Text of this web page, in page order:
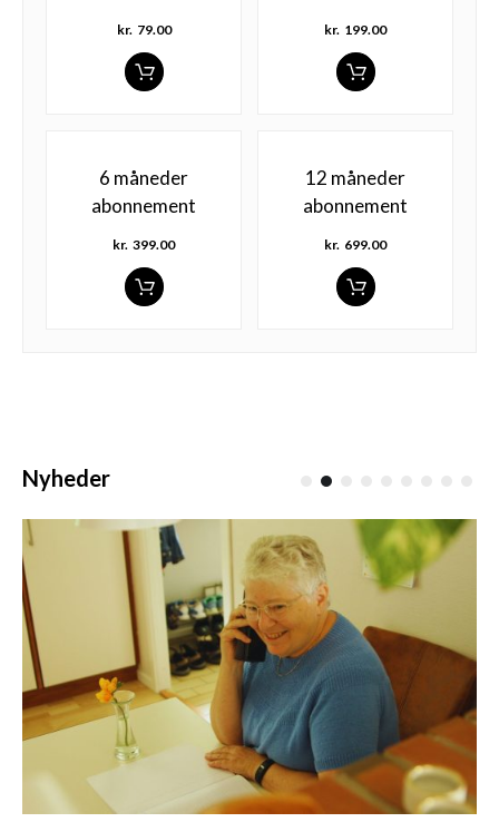
kr. 79.00 kr. 199.00
6 måneder
abonnement
kr. 399.00
12 måneder
abonnement
kr. 699.00
Nyheder